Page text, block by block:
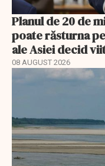
Planul de 20 de
poate răsturna
ale Asiei decid
08 AUGUST 2026